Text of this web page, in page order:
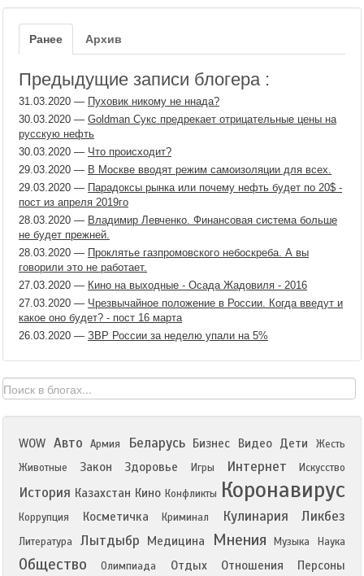
Ранее Архив
Предыдущие записи блогера :
31.03.2020 — Пуховик никому не ннада?
30.03.2020 — Goldman Сукс предрекает отрицательные цены на
русскую нефть
30.03.2020 — Что происходит?
29.03.2020 — В Москве вводят режим самоизоляции для всех.
29.03.2020 — Парадоксы рынка или почему нефть будет по 20$ -
пост из апреля 2019го
28.03.2020 — Владимир Левченко. Финансовая система больше
не будет прежней.
28.03.2020 — Проклятье газпромовского небоскреба. А вы
говорили это не работает.
27.03.2020 — Кино на выходные - Осада Жадовиля - 2016
27.03.2020 — Чрезвычайное положение в России. Когда введут и
какое оно будет? - пост 16 марта
26.03.2020 — ЗВР России за неделю упали на 5%
WOW Авто Армия Беларусь Бизнес Видео Дети
Жесть
Животные
Закон Здоровье Игры Интернет Искусство
История Казахстан Кино Конфликты Коронавирус
Коррупция Косметичка Криминал Кулинария Ликбез
Литература Лытдыбр Медицина Мнения Музыка Наука
Общество Олимпиада Отдых Отношения Персоны